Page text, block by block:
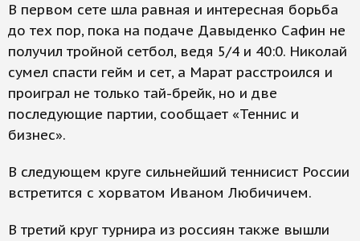
В первом сете шла равная и интересная борьба
до тех пор, пока на подаче Давыденко Сафин не
получил тройной сетбол, ведя 5/4 и 40:0. Николай
сумел спасти гейм и сет, а Марат расстроился и
проиграл не только тай-брейк, но и две
последующие партии, сообщает «Теннис и
бизнес».
В следующем круге сильнейший теннисист России
встретится с хорватом Иваном Любичичем.
В третий круг турнира из россиян также вышли